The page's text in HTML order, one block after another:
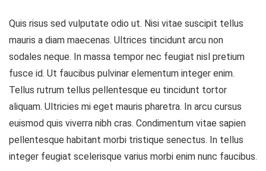
Quis risus sed vulputate odio ut. Nisi vitae suscipit tellus
mauris a diam maecenas. Ultrices tincidunt arcu non
sodales neque. In massa tempor nec feugiat nisl pretium
fusce id. Ut faucibus pulvinar elementum integer enim.
Tellus rutrum tellus pellentesque eu tincidunt tortor
aliquam. Ultricies mi eget mauris pharetra. In arcu cursus
euismod quis viverra nibh cras. Condimentum vitae sapien
pellentesque habitant morbi tristique senectus. In tellus
integer feugiat scelerisque varius morbi enim nunc faucibus.